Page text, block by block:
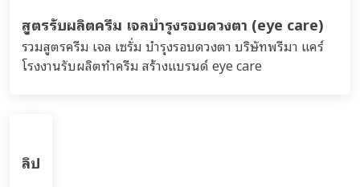
สูตรรับผลิตครีม เจลบำรุงรอบดวงตา (eye care)
รวมสูตรครีม เจล เซรั่ม บำรุงรอบดวงตา บริษัทพรีมา แคร์
โรงงานรับผลิตทำครีม สร้างแบรนด์ eye care
ลิป